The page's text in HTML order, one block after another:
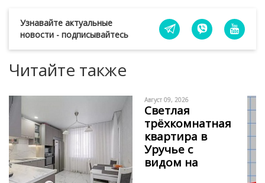
Узнавайте актуальные
новости - подписывайтесь
Читайте также
Август 09, 2026
Светлая
трёхкомнатная
квартира в
Уручье с
видом на